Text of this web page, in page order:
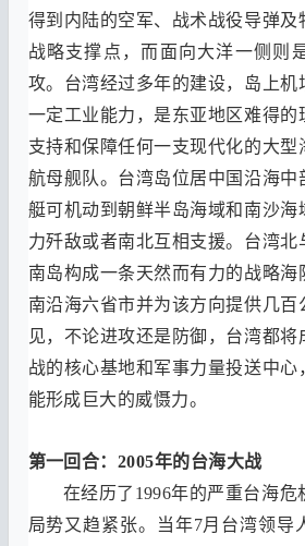
得到内陆的空军、 战术战役导弹及
战略支撑点 ， 而面向大洋一侧则
攻。 台湾经过多年的建设， 岛上机
一定工业能力 ， 是东亚地区难得的
支持和保障任何一支现代化的大型
航母舰队。 台湾岛位居中国沿海中
艇可机动到朝鲜半岛海域和南沙海
力歼敌或者南北互相支援。 台湾北
南岛构成一条天然而有力的战略海
南沿海六省市并为该方向提供几百
见， 不论进攻还是防御 ， 台湾都将
战的核心基地和军事力量投送中心
能形成巨大的威慑力。
第一回合：2005年的台海大战
在经历了 1996年的严重台海危
局势又趋紧张。 当年7月台湾领导